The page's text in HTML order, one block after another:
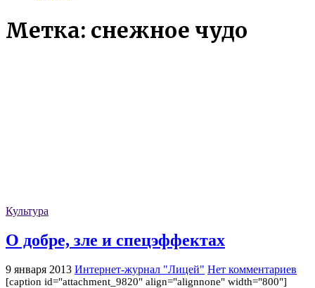
Метка: снежное чудо
Культура
О добре, зле и спецэффектах
9 января 2013 Интернет-журнал "Лицей" Нет комментариев
[caption id="attachment_9820" align="alignnone" width="800"]